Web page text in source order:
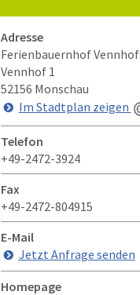
Adresse
Ferienbauernhof Vennhof
Vennhof 1
52156 Monschau
Im Stadtplan zeigen
Telefon
+49-2472-3924
Fax
+49-2472-804915
E-Mail
Jetzt Anfrage senden
Homepage